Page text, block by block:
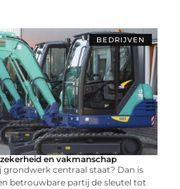
BEDRIJVEN
en vakmanschap
centraal staat? Dan is
betrouwbare partij de sleutel tot